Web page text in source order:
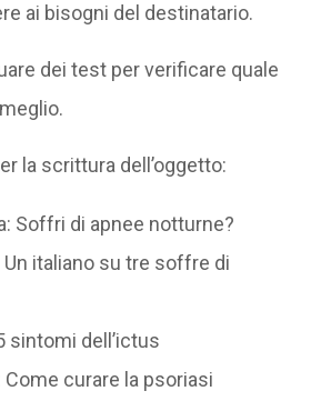
ai bisogni del destinatario.
dei test per verificare quale
la scrittura dell’oggetto:
Soffri di apnee notturne?
Un italiano su tre soffre di
sintomi dell’ictus
curare la psoriasi